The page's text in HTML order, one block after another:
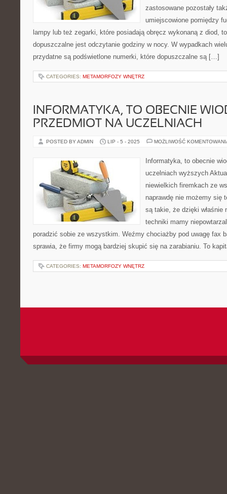
zastosowane pozostały
umiejscowione pomiędzy
lampy lub też zegarki, które posiadają obręcz wykonaną z diod,
dopuszczalne jest odczytanie godziny w nocy. W wypadkach
przydatne są podświetlone numerki, które dopuszczalne są […]
CATEGORIES: METAMORFOZY WNĘTRZ
INFORMATYKA, TO OBECNIE
PRZEDMIOT NA UCZELNIACH
POSTED BY ADMIN LIP - 5 - 2025 MOŻLIWOŚĆ
Informatyka, to obecnie
uczelniach wyższych
niewielkich firemkach ze
naprawdę nie możemy się
są takie, że dzięki właśnie
techniki mamy
poradzić sobie ze wszystkim. Weźmy chociażby pod uwagę fax
sprawia, że firmy mogą bardziej skupić się na zarabianiu. To
CATEGORIES: METAMORFOZY WNĘTRZ